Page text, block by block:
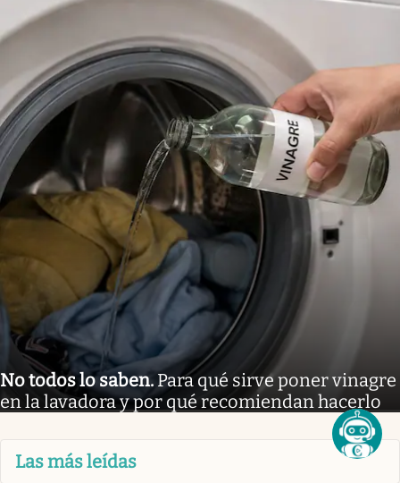
No todos lo saben. Para qué sirve poner vinagre
en la lavadora y por qué recomiendan hacerlo
Las más leídas